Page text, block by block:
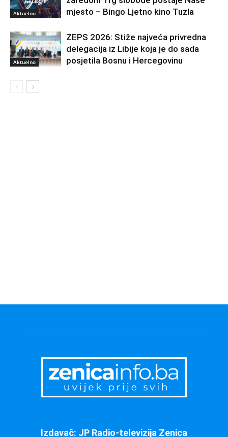
Aktuelno
mjesto – Bingo Ljetno kino Tuzla
Aktuelno
ZEPS 2026: Stiže najveća privredna
delegacija iz Libije koja je do sada
posjetila Bosnu i Hercegovinu
Izdavač: JP Radio-televizija Zenica